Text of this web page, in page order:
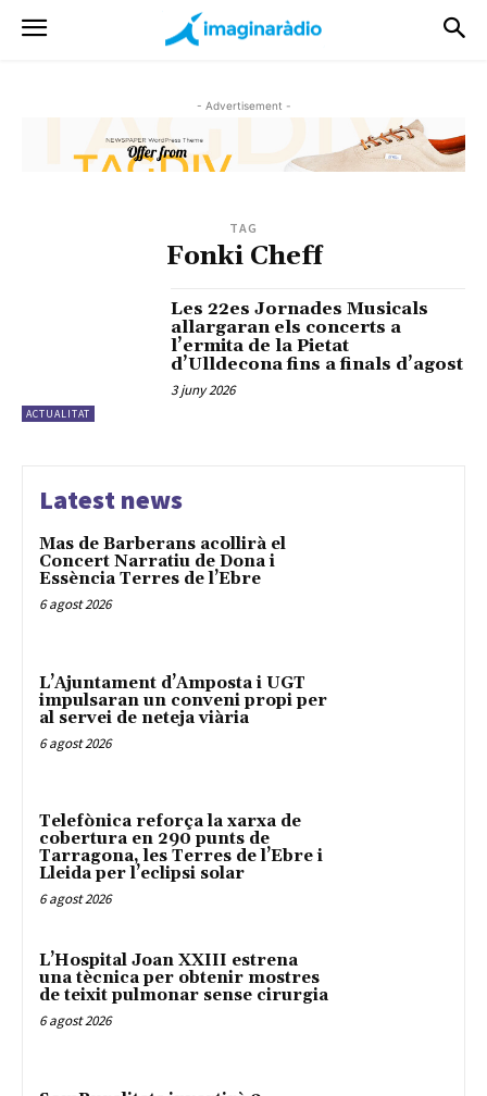
- Advertisement -
TAG
Fonki Cheff
ACTUALITAT
Les 22es Jornades Musicals
allargaran els concerts a
l’ermita de la Pietat
d’Ulldecona fins a finals d’agost
3 juny 2026
Latest news
Mas de Barberans acollirà el
Concert Narratiu de Dona i
Essència Terres de l’Ebre
6 agost 2026
L’Ajuntament d’Amposta i UGT
impulsaran un conveni propi per
al servei de neteja viària
6 agost 2026
Telefònica reforça la xarxa de
cobertura en 290 punts de
Tarragona, les Terres de l’Ebre i
Lleida per l’eclipsi solar
6 agost 2026
L’Hospital Joan XXIII estrena
una tècnica per obtenir mostres
de teixit pulmonar sense cirurgia
6 agost 2026